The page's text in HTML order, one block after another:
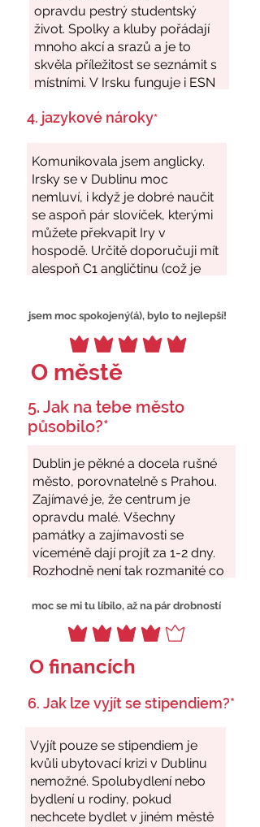
4. jazykové nároky*
jsem moc spokojený(á), bylo to nejlepší!
O městě
5. Jak na tebe město
působilo?*
moc se mi tu líbilo, až na pár drobností
O financích
6. Jak lze vyjít se stipendiem?*